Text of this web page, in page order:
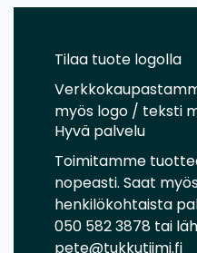
Tilaa tuote logolla
myös logo / teksti
Hyvä palvelu
Toimitamme
nopeasti. Saat
henkilökohtaista
050 582 3878 tai
pete@tukkutiimi.fi